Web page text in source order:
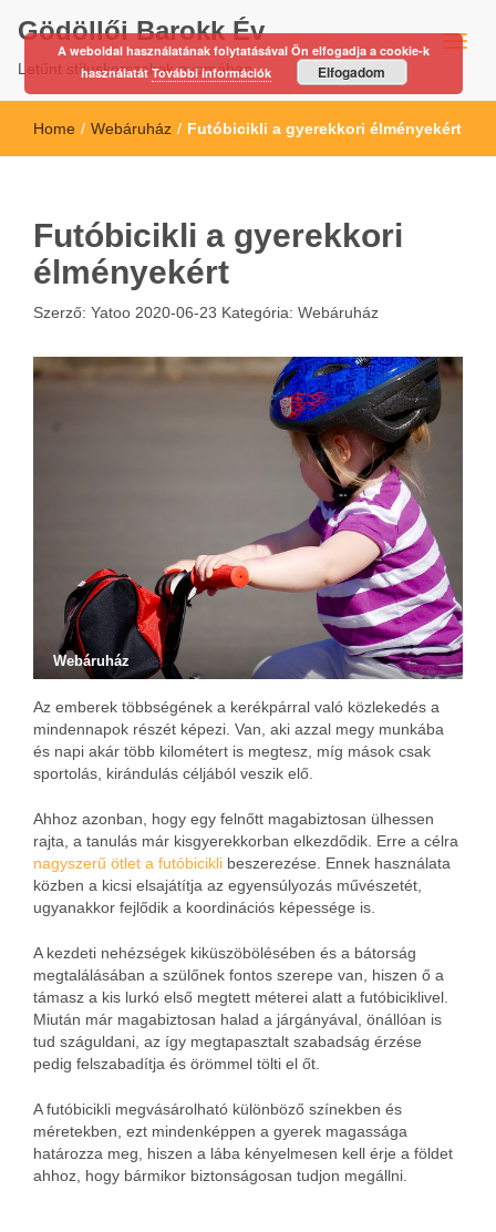
Gödöllői Barokk Év
Letűnt stíluskorszakok nyomában…
Home / Webáruház / Futóbicikli a gyerekkori élményekért
Futóbicikli a gyerekkori
élményekért
Szerző: Yatoo 2020-06-23 Kategória: Webáruház
Webáruház
Az emberek többségének a kerékpárral való közlekedés a
mindennapok részét képezi. Van, aki azzal megy munkába
és napi akár több kilométert is megtesz, míg mások csak
sportolás, kirándulás céljából veszik elő.
Ahhoz azonban, hogy egy felnőtt magabiztosan ülhessen
rajta, a tanulás már kisgyerekkorban elkezdődik. Erre a célra
nagyszerű ötlet a futóbicikli beszerezése. Ennek használata
közben a kicsi elsajátítja az egyensúlyozás művészetét,
ugyanakkor fejlődik a koordinációs képessége is.
A kezdeti nehézségek kiküszöbölésében és a bátorság
megtalálásában a szülőnek fontos szerepe van, hiszen ő a
támasz a kis lurkó első megtett méterei alatt a futóbiciklivel.
Miután már magabiztosan halad a járgányával, önállóan is
tud száguldani, az így megtapasztalt szabadság érzése
pedig felszabadítja és örömmel tölti el őt.
A futóbicikli megvásárolható különböző színekben és
méretekben, ezt mindenképpen a gyerek magassága
határozza meg, hiszen a lába kényelmesen kell érje a földet
ahhoz, hogy bármikor biztonságosan tudjon megállni.
A weboldal használatának folytatásával Ön elfogadja a cookie-k
használatátTovábbi információk Elfogadom